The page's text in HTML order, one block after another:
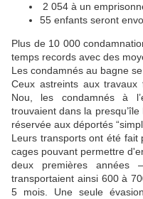
2 054 à un
55 enfants seront
Plus de 10 000
temps records avec des
Les condamnés au bagne
Ceux astreints aux
Nou, les condamnés à
trouvaient dans la
réservée aux déportés
Leurs transports ont été
cages pouvant permettre
deux premières
transportaient ainsi 600 à
5 mois. Une seule